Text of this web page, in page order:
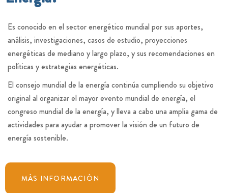
Es conocido en el sector energético mundial por sus aportes,
análisis, investigaciones, casos de estudio, proyecciones
energéticas de mediano y largo plazo, y sus recomendaciones en
políticas y estrategias energéticas.
El consejo mundial de la energía continúa cumpliendo su objetivo
original al organizar el mayor evento mundial de energía, el
congreso mundial de la energía, y lleva a cabo una amplia gama de
actividades para ayudar a promover la visión de un futuro de
energía sostenible.
MÁS INFORMACIÓN